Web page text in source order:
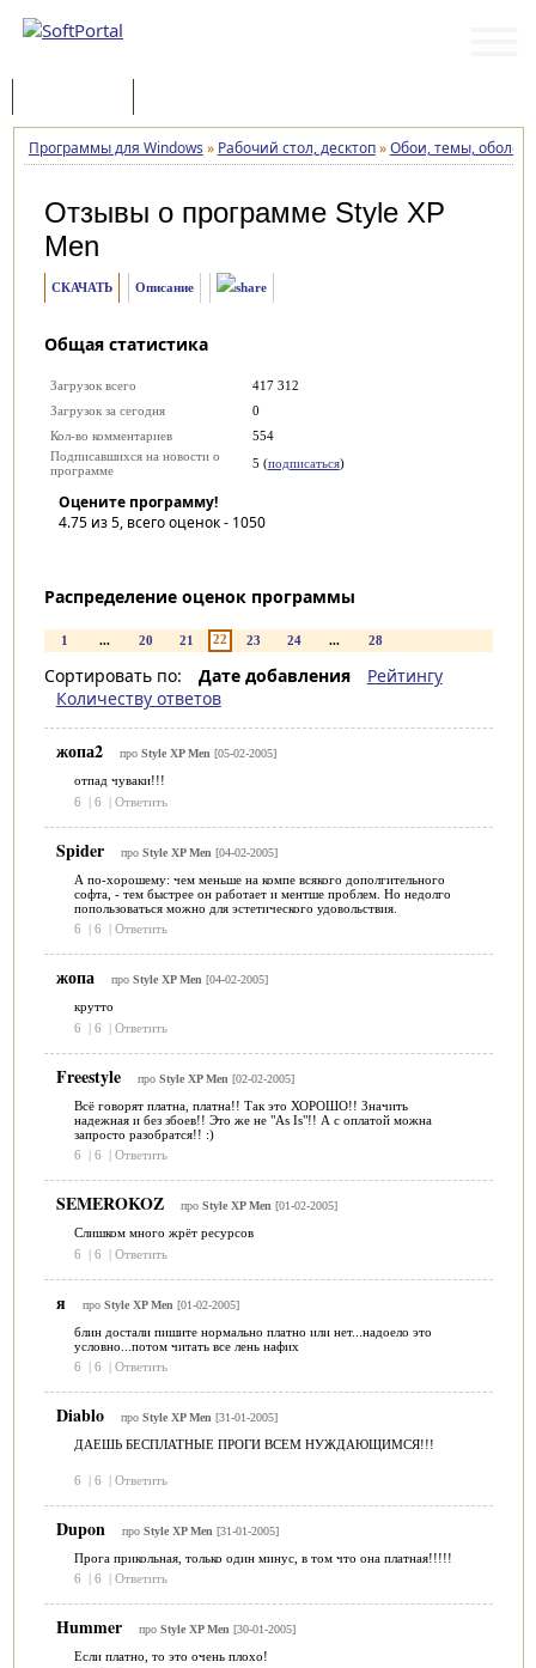
Программы для Windows » Рабочий стол, десктоп»Обои, темы,
Отзывы о программе Style XP
Men
СКАЧАТЬ Описание
Общая статистика
Загрузок всего
417 312
Загрузок за сегодня
0
Кол-во комментариев
554
Подписавшихся на новости о
программе
5 (подписаться)
Оцените программу!
4.75из 5, всего оценок - 1050
Распределение оценок программы
1 ... 20 21 22 23 24 ... 28
Сортировать по: Дате добавления
Рейтингу
Количеству ответов
жопа2 про Style XP Men [05-02-2005]
отпад чуваки!!!
6
| 6 | Ответить
Spider про Style XP Men [04-02-2005]
А по-хорошему: чем меньше на компе всякого дополгительного
софта, - тем быстрее он работает и ментше проблем. Но недолго
попользоваться можно для эстетического удовольствия.
6
| 6 | Ответить
жопа про Style XP Men [04-02-2005]
крутто
6
| 6 | Ответить
Freestyle про Style XP Men [02-02-2005]
Всё говорят платна, платна!! Так это ХОРОШО!! Значить
надежная и без збоев!! Это же не "As Is"!! А с оплатой можна
запросто разобратся!! :)
6
| 6 | Ответить
SEMEROKOZ про Style XP Men [01-02-2005]
Слишком много жрёт ресурсов
6
| 6 | Ответить
я про Style XP Men [01-02-2005]
блин достали пишите нормально платно или нет...надоело это
условно...потом читать все лень нафих
6
| 6 | Ответить
Diablo про Style XP Men [31-01-2005]
ДАЕШЬ БЕСПЛАТНЫЕ ПРОГИ ВСЕМ НУЖДАЮЩИМСЯ!!!
6 | 6 | Ответить
Dupon про Style XP Men [31-01-2005]
Прога прикольная, только один минус, в том что она платная!!!!!
6
| 6 | Ответить
Hummer про Style XP Men [30-01-2005]
Если платно, то это очень плохо!